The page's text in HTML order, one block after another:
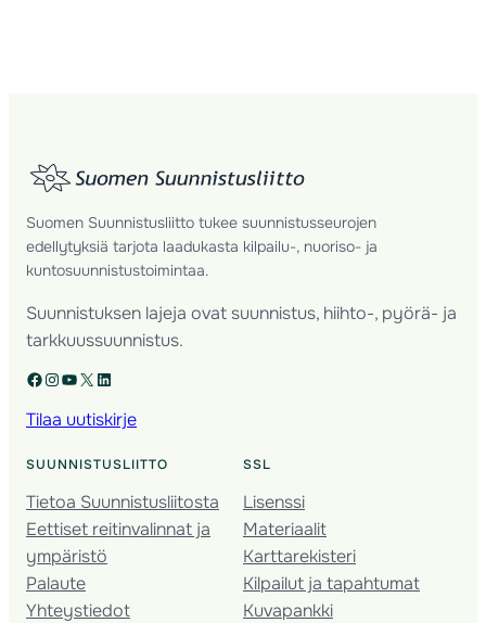
Suomen Suunnistusliitto tukee suunnistusseurojen
edellytyksiä tarjota laadukasta kilpailu-, nuoriso- ja
kuntosuunnistustoimintaa.
Suunnistuksen lajeja ovat suunnistus, hiihto-, pyörä- ja
tarkkuussuunnistus.
Facebook Instagram YouTube X LinkedIn
Tilaa uutiskirje
SUUNNISTUSLIITTO
Tietoa Suunnistusliitosta
Eettiset reitinvalinnat ja
ympäristö
Palaute
Yhteystiedot
SSL
Lisenssi
Materiaalit
Karttarekisteri
Kilpailut ja tapahtumat
Kuvapankki